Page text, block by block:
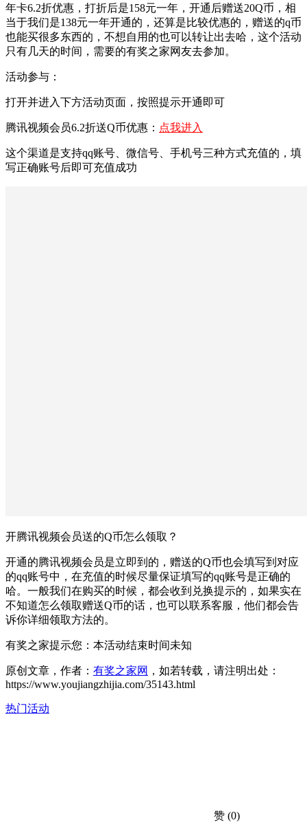
年卡6.2折优惠，打折后是158元一年，开通后赠送20Q币，相
当于我们是138元一年开通的，还算是比较优惠的，赠送的q币
也能买很多东西的，不想自用的也可以转让出去哈，这个活动
只有几天的时间，需要的有奖之家网友去参加。
活动参与：
打开并进入下方活动页面，按照提示开通即可
腾讯视频会员6.2折送Q币优惠： 点我进入
这个渠道是支持qq账号、微信号、手机号三种方式充值的，填
写正确账号后即可充值成功
开腾讯视频会员送的Q币怎么领取？
开通的腾讯视频会员是立即到的，赠送的Q币也会填写到对应
的qq账号中，在充值的时候尽量保证填写的qq账号是正确的
哈。一般我们在购买的时候，都会收到兑换提示的，如果实在
不知道怎么领取赠送Q币的话，也可以联系客服，他们都会告
诉你详细领取方法的。
有奖之家提示您： 本活动结束时间未知
原创文章，作者： 有奖之家网 ，如若转载，请注明出处：
https://www.youjiangzhijia.com/35143.html
热门活动
赞 (0)